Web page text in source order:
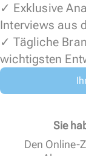
✓ Exklusive
Interviews aus
✓ Tägliche
wichtigsten
Sie
Den Online-